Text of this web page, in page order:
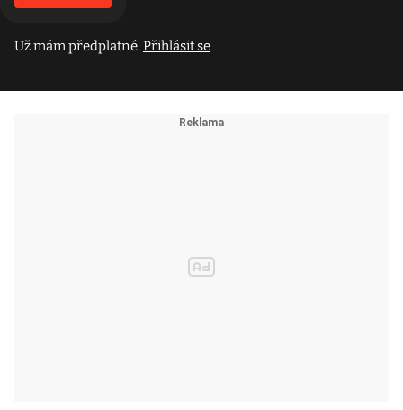
Už mám předplatné.Přihlásit se